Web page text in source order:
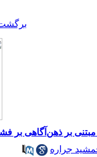
بر ذهن‌آگاهی بر
جراره